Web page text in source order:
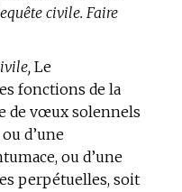
civile. Faire
Le
fonctions de la
de vœux solennels
d’une
ou d’une
perpétuelles, soit